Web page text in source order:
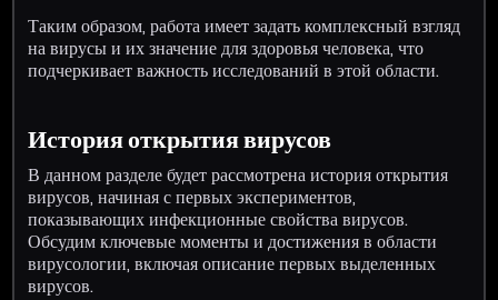
Таким образом, работа имеет задать комплексный взгляд
на вирусы и их значение для здоровья человека, что
подчеркивает важность исследований в этой области.
История открытия вирусов
В данном разделе будет рассмотрена история открытия
вирусов, начиная с первых экспериментов,
показывающих инфекционные свойства вирусов.
Обсудим ключевые моменты и достижения в области
вирусологии, включая описание первых выделенных
вирусов.